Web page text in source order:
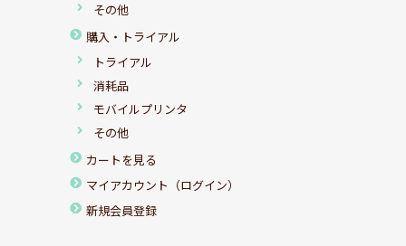
その他
購入・トライアル
トライアル
消耗品
モバイルプリンタ
その他
カートを見る
マイアカウント（ログイン）
新規会員登録